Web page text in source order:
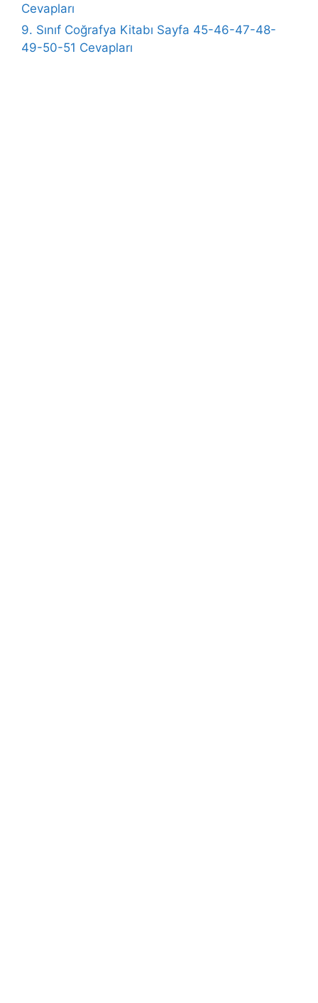
Cevapları
9. Sınıf Coğrafya Kitabı Sayfa 45-46-47-48-
49-50-51 Cevapları